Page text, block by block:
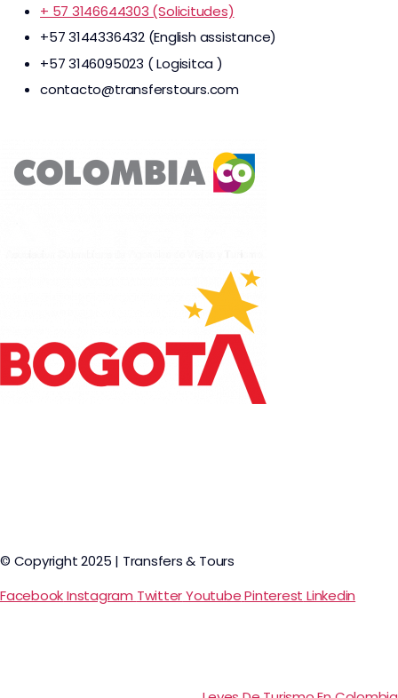
+ 57 3146644303 (Solicitudes)
+57 3144336432 (English assistance)
+57 3146095023 ( Logisitca )
contacto@transferstours.com
© Copyright 2025 | Transfers & Tours
FacebookInstagram TwitterYoutubePinterest Linkedin